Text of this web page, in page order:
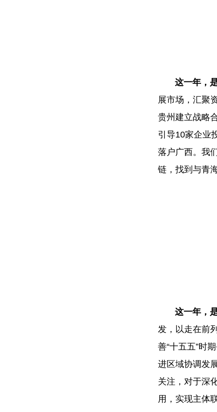
这一年，
展市场，汇聚
贵州建立战略
引导10家企业
落户广西。我
链，找到与青
这一年，是
发，以走在前
善“十五五”时
进区域协调发
关注，对于深
用，实现主体